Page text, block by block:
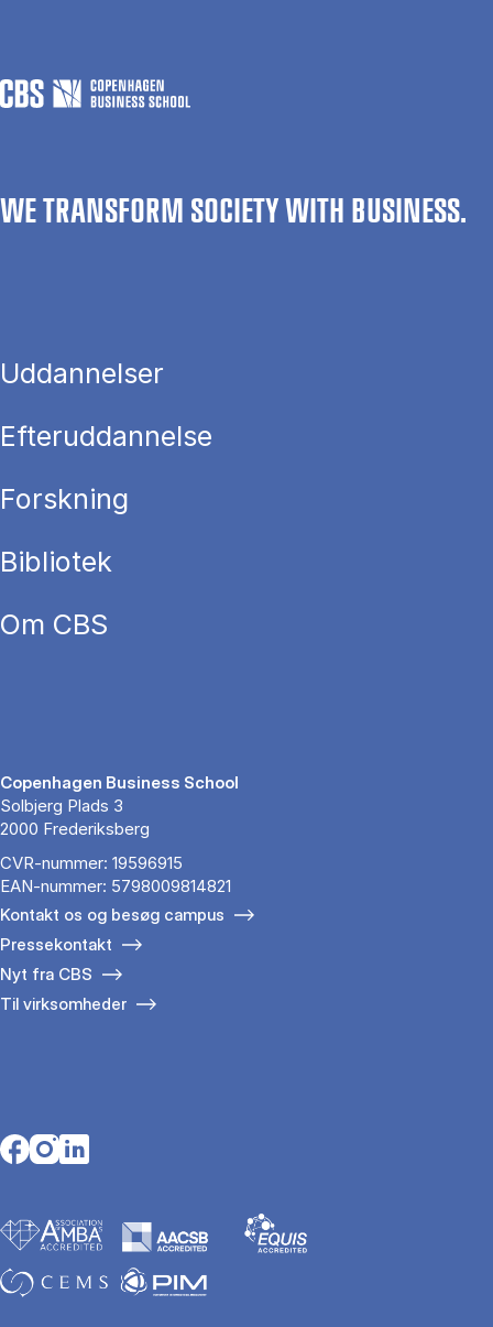
WE TRANSFORM SOCIETY WITH BUSINESS.
Uddannelser
Efteruddannelse
Forskning
Bibliotek
Om CBS
Copenhagen Business School
Solbjerg Plads 3
2000 Frederiksberg
CVR-nummer: 19596915
EAN-nummer: 5798009814821
Kontakt os og besøg campus
Pressekontakt
Nyt fra CBS
Til virksomheder
Opens in a new tab
Opens in a new tab
Opens in a new tab